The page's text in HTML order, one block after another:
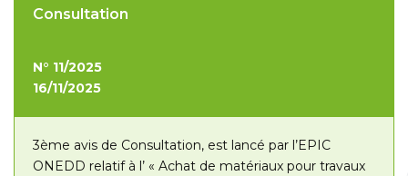
Consultation
N° 11/2025
16/11/2025
3ème avis de Consultation, est lancé par l’EPIC
ONEDD relatif à l’ « Achat de matériaux pour travaux